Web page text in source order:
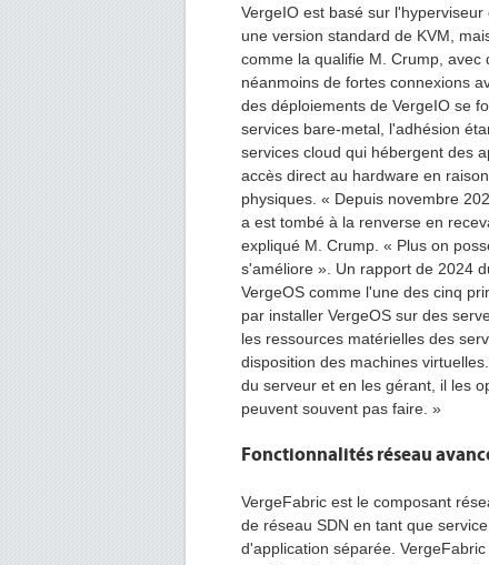
VergeIO est basé sur
une version standard de KVM,
comme la qualifie M. Crump,
néanmoins de fortes connexions
des déploiements de VergeIO se
services bare-metal, l'adhésion
services cloud qui hébergent des
accès direct au hardware en
physiques. « Depuis novembre
a est tombé à la renverse en
expliqué M. Crump. « Plus on
s'améliore ». Un rapport de 2024
VergeOS comme l'une des cinq
par installer VergeOS sur des
les ressources matérielles des
disposition des machines
du serveur et en les gérant, il les
peuvent souvent pas faire. »
Fonctionnalités réseau
VergeFabric est le composant
de réseau SDN en tant que
d'application séparée.